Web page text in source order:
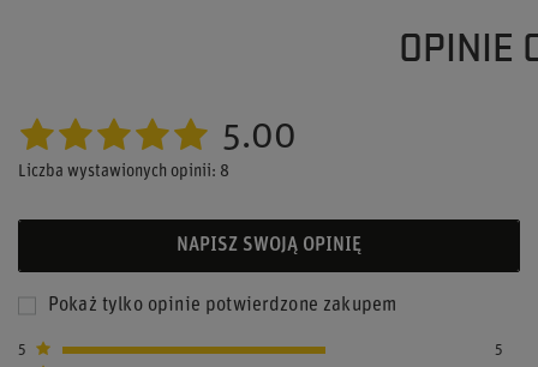
OPINIE
5.00
Liczba wystawionych opinii: 8
NAPISZ SWOJĄ OPINIĘ
Pokaż tylko opinie potwierdzone zakupem
5
5